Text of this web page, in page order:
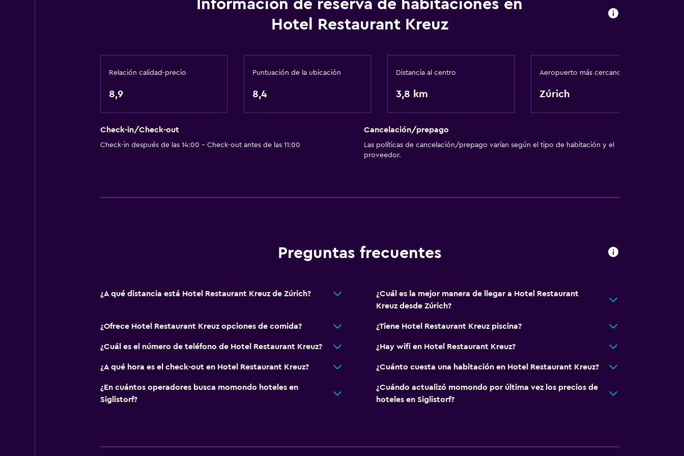
Aseo
Papel higiénico
Baño privado
Accesibilidad
Entrada privada
General
Ideal para familias
Equipo infantil para zona de juegos al aire libre
Habitación
Enchufe cerca de la cama
Armario o clóset
Sistema de entretenimiento
TV de pantalla plana
Información de reserva de habitaciones en
Hotel Restaurant Kreuz
Relación calidad-precio
8,9
Puntuación de la ubicación
8,4
Distancia al centro
3,8 km
Aeropuerto más cercano
Zúrich
Check-in/Check-out
Check-in después de las 14:00 - Check-out antes de las 11:00
Cancelación/prepago
Las políticas de cancelación/prepago varían según el tipo de habitación y el
proveedor.
Preguntas frecuentes
¿A qué distancia está Hotel Restaurant Kreuz de Zúrich?
¿Cuál es la mejor manera de llegar a Hotel Restaurant
Kreuz desde Zúrich?
¿Ofrece Hotel Restaurant Kreuz opciones de comida? ¿Tiene Hotel Restaurant Kreuz piscina?
¿Cuál es el número de teléfono de Hotel Restaurant Kreuz? ¿Hay wifi en Hotel Restaurant Kreuz?
¿A qué hora es el check-out en Hotel Restaurant Kreuz? ¿Cuánto cuesta una habitación en Hotel Restaurant Kreuz?
¿En cuántos operadores busca momondo hoteles en
Siglistorf?
¿Cuándo actualizó momondo por última vez los precios de
hoteles en Siglistorf?